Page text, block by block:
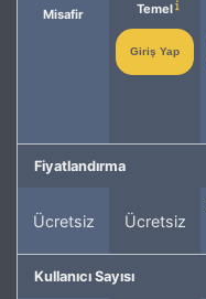
Misafir Temel
Giriş Yap
Fiyatlandırma
Ücretsiz Ücretsiz
Kullanıcı Sayısı